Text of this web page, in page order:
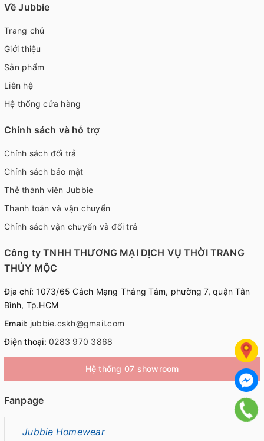
Về Jubbie
Trang chủ
Giới thiệu
Sản phẩm
Liên hệ
Hệ thống cửa hàng
Chính sách và hỗ trợ
Chính sách đổi trả
Chính sách bảo mật
Thẻ thành viên Jubbie
Thanh toán và vận chuyển
Chính sách vận chuyển và đổi trả
Công ty TNHH THƯƠNG MẠI DỊCH VỤ THỜI TRANG
THỦY MỘC
Địa chỉ: 1073/65 Cách Mạng Tháng Tám, phường 7, quận Tân
Bình, Tp.HCM
Email: jubbie.cskh@gmail.com
Điện thoại: 0283 970 3868
Hệ thống 07 showroom
Fanpage
Jubbie Homewear